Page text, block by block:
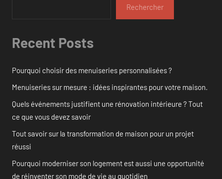
Rechercher
Recent Posts
Pourquoi choisir des menuiseries personnalisées ?
Menuiseries sur mesure : idées inspirantes pour votre maison.
Quels événements justifient une rénovation intérieure ? Tout
ce que vous devez savoir
Tout savoir sur la transformation de maison pour un projet
réussi
Pourquoi moderniser son logement est aussi une opportunité
de réinventer son mode de vie au quotidien